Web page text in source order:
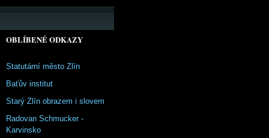
OBLÍBENÉ ODKAZY
Statutární město Zlín
Baťův institut
Starý Zlín obrazem i slovem
Radovan Schmucker -
Karvinsko